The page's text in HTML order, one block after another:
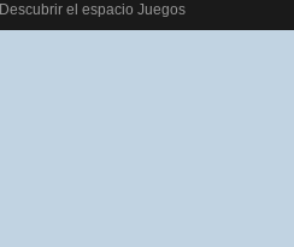
Descubrir el espacio Juegos